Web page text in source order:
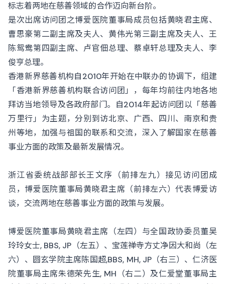
标志着两地在慈善领域的合作迈向新台阶。
是次出席访问团之博爱医院董事局成员包括黄晓君主席、
曹思豪第二副主席及夫人、黄伟光第三副主席及夫人、王
陈鸳鸯第四副主席、卢官佃总理、蔡卓轩总理及夫人、李
俊亨总理。
香港新界慈善机构自2010年开始在中联办的协调下，组建
「香港新界慈善机构联合访问团」，每年均前往内地各地
拜访当地领导及各政府部门。自2014年起访问团以「慈善
万里行」为主题，分别到访北京、广西、四川、南京和贵
州等地，加强与祖国的联系和交流，深入了解国家在慈善
事业方面的政策及最新发展情况。
浙江省委统战部部长王文序（前排左九）接见访问团成
员，博爱医院董事局黄晓君主席（前排左六）代表博爱访
谈，交流两地在慈善事业方面的政策与发展。
博爱医院董事局黄晓君主席（左四）与全国政协委员董吴
玲玲女士, BBS, JP（左五）、宝莲禅寺方丈净因大和尚（左
六）、圆玄学院主席陈国超,BBS, MH, JP（右三）、仁济医
院董事局主席朱德荣先生, MH（右二）及仁爱堂董事局主